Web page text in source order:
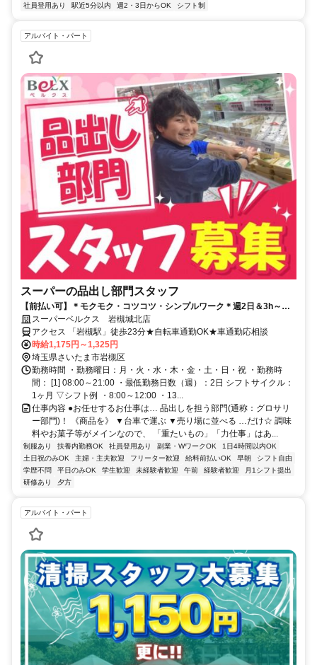
社員登用あり 駅近5分以内 週2・3日からOK シフト制
アルバイト・パート
スーパーの品出し部門スタッフ
【前払い可】＊モクモク・コツコツ・シンプルワーク＊週2日＆3h～シ
フト相談OK！扶養内でも働けます♪
スーパーベルクス 岩槻城北店
アクセス 「岩槻駅」徒歩23分★自転車通勤OK★車通勤応相談
時給1,175円～1,325円
埼玉県さいたま市岩槻区
勤務時間 ・勤務曜日：月・火・水・木・金・土・日・祝 ・勤務時
間： [1] 08:00～21:00 ・最低勤務日数（週）：2日 シフトサイクル：
1ヶ月 ▽シフト例 ・8:00～12:00 ・13...
仕事内容 ●お任せするお仕事は… 品出しを担う部門(通称：グロサリ
ー部門)！ 《商品を》 ▼台車で運ぶ ▼売り場に並べる …だけ☆ 調味
料やお菓子等がメインなので、 「重たいもの」「力仕事」はあ...
制服あり 扶養内勤務OK 社員登用あり 副業・WワークOK
1日4時間以内OK
土日祝のみOK
主婦・主夫歓迎 フリーター歓迎 給料前払いOK 早朝
シフト自由
学歴不問
平日のみOK 学生歓迎 未経験者歓迎 午前 経験者歓迎
月1シフト提出
研修あり
夕方
アルバイト・パート